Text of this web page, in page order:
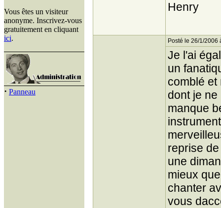
Vous êtes un visiteur
anonyme. Inscrivez-vous
gratuitement en cliquant
ici.
· Panneau
Henry
Posté le 26/1/2006
Je l'ai
un
comblé et
dont je
manque
reprise
une
mieux
chanter
vous